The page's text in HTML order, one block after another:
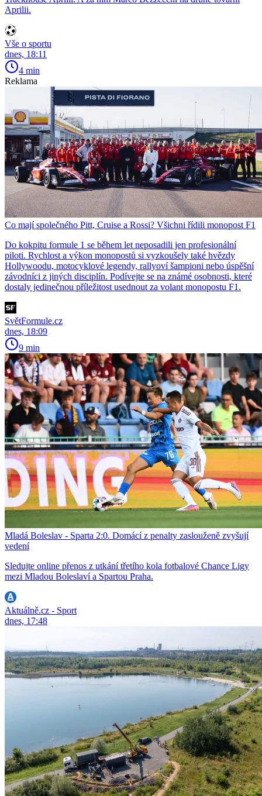
Aprilii.
Vše o sportu
dnes, 18:11
4 min
Reklama
Co mají společného Pitt, Cruise a Rossi? Všichni řídili monopost F1
Do kokpitu formule 1 se během let neposadili jen profesionální
piloti. Rychlost a výkon monopostů si vyzkoušely také hvězdy
Hollywoodu, motocyklové legendy, rallyoví šampioni nebo úspěšní
závodníci z jiných disciplín. Podívejte se na známé osobnosti, které
dostaly jedinečnou příležitost usednout za volant monopostu F1.
SvětFormule.cz
dnes, 18:09
9 min
Mladá Boleslav - Sparta 2:0. Domácí z penalty zaslouženě zvyšují
vedení
Sledujte online přenos z utkání třetího kola fotbalové Chance Ligy
mezi Mladou Boleslaví a Spartou Praha.
Aktuálně.cz - Sport
dnes, 17:48